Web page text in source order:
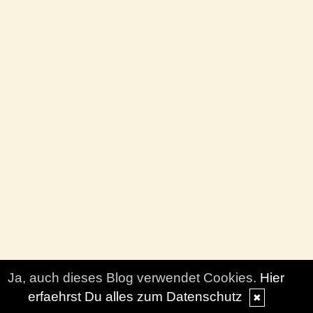
Ja, auch dieses Blog verwendet Cookies. Hier
erfaehrst Du alles zum Datenschutz
✖